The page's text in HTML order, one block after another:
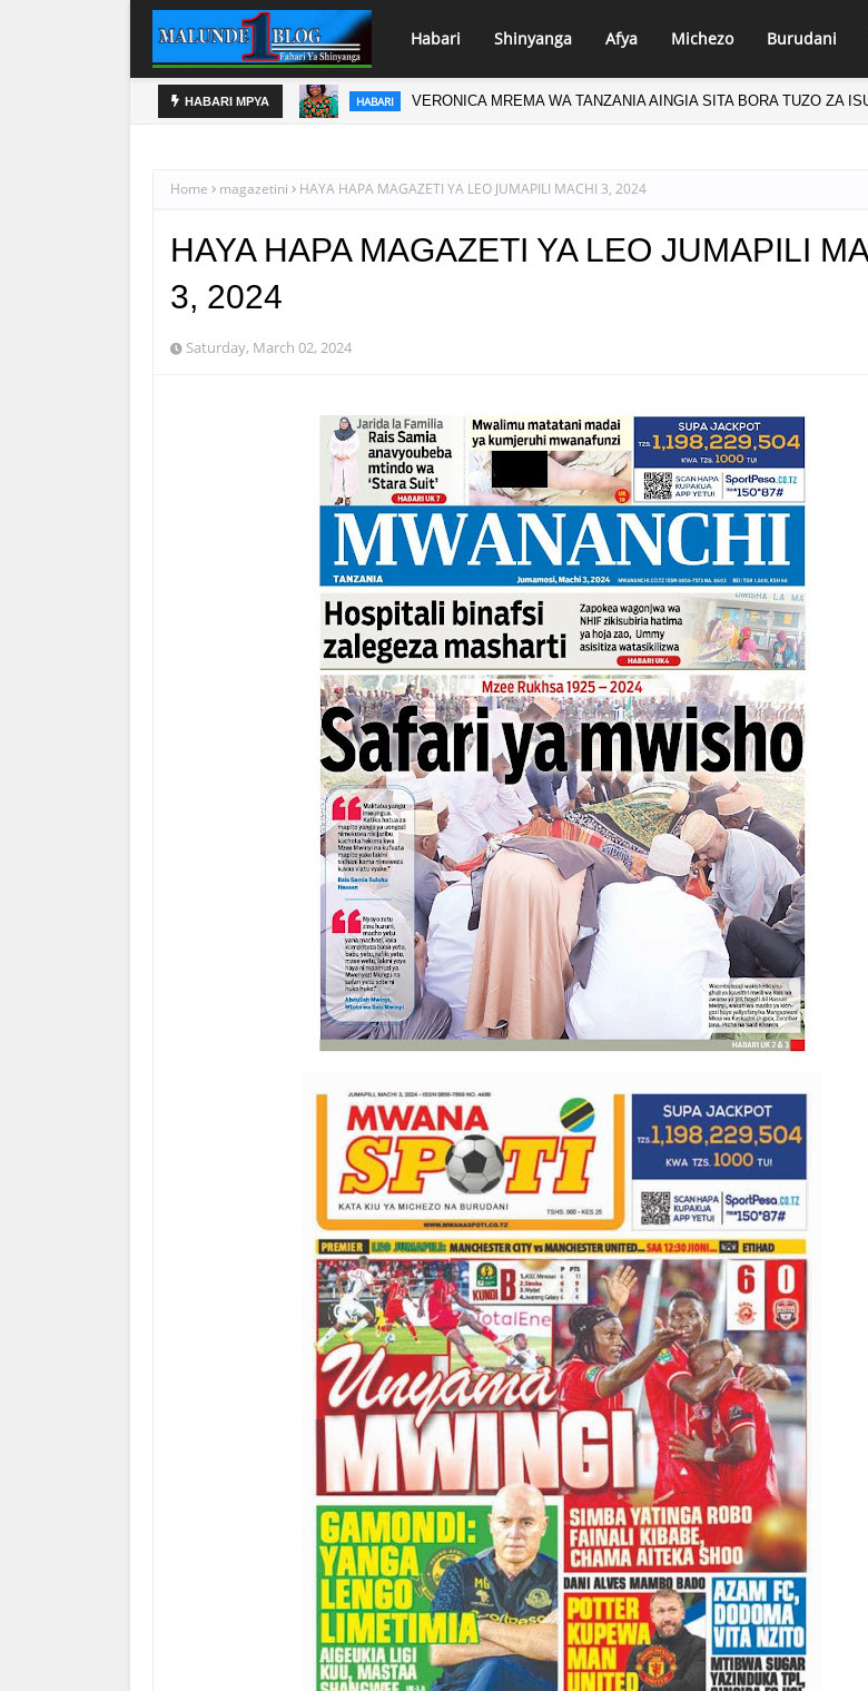
Habari Shinyanga Afya Michezo Burudani
HABARI MPYA
HABARI
HABARI PS3 EACOP YAFIKIA ASILIMIA 88, YATARAJIWA KUKAMILIKA
Home magazetini HAYA HAPA MAGAZETI YA LEO JUMAPILI MACHI 3, 2024
HAYA HAPA MAGAZETI YA LEO JUMAPILI
3, 2024
Saturday, March 02, 2024